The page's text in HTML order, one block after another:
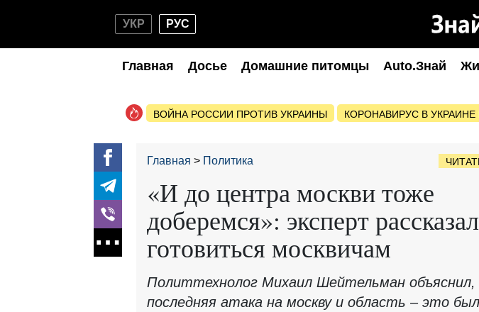
УКР РУС
Главная Досье Домашние питомцы Auto.Знай
ВОЙНА РОССИИ ПРОТИВ УКРАИНЫ КОРОНАВИРУС В
Главная Политика
«И до центра москви тоже
доберемся»: эксперт
готовиться москвичам
Политтехнолог Михаил Шейтельман
последняя атака на москву и область – это